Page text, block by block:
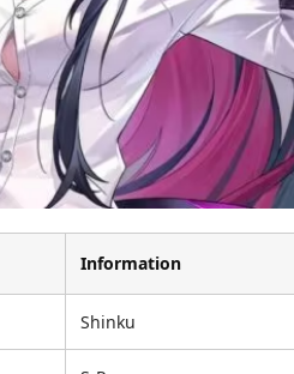
Information
Shinku